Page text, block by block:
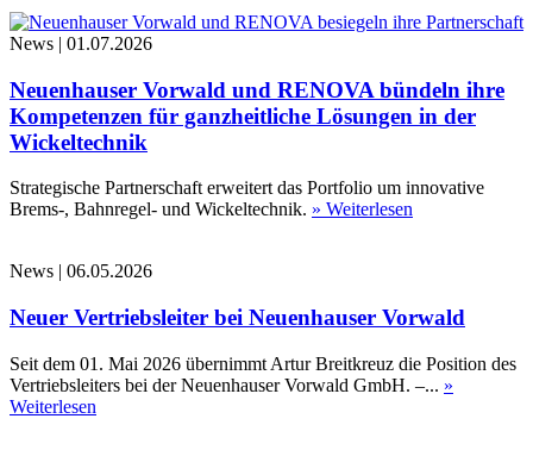
News | 01.07.2026
Neuenhauser Vorwald und RENOVA bündeln ihre
Kompetenzen für ganzheitliche Lösungen in der
Wickeltechnik
Strategische Partnerschaft erweitert das Portfolio um innovative
Brems-, Bahnregel- und Wickeltechnik. » Weiterlesen
News | 06.05.2026
Neuer Vertriebsleiter bei Neuenhauser Vorwald
Seit dem 01. Mai 2026 übernimmt Artur Breitkreuz die Position des
Vertriebsleiters bei der Neuenhauser Vorwald GmbH. –... »
Weiterlesen